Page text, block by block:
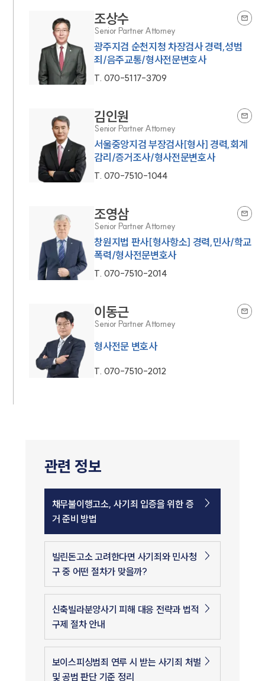
조상수
Senior Partner Attorney
광주지검 순천지청 차장검사 경력,성범
죄/음주교통/형사전문변호사
T. 070-5117-3709
김인원
Senior Partner Attorney
서울중앙지검 부장검사[형사] 경력,회계
감리/증거조사/형사전문변호사
T. 070-7510-1044
조영삼
Senior Partner Attorney
창원지법 판사[형사항소] 경력,민사/학교
폭력/형사전문변호사
T. 070-7510-2014
이동근
Senior Partner Attorney
형사전문 변호사
T. 070-7510-2012
관련 정보
채무불이행고소, 사기죄 입증을 위한 증
거 준비 방법
빌린돈고소 고려한다면 사기죄와 민사청
구 중 어떤 절차가 맞을까?
신축빌라분양사기 피해 대응 전략과 법적
구제 절차 안내
보이스피싱범죄 연루 시 받는 사기죄 처벌
및 공범 판단 기준 정리